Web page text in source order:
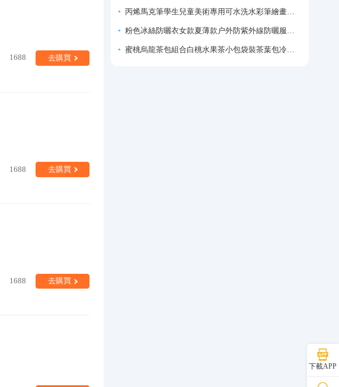
1688 去購買
1688 去購買
1688 去購買
丙烯馬克筆學生兒童美術專用可水洗水彩筆繪畫彩色塗鴉畫筆不透色可疊色防水手繪diy丙烯顏料筆水性填色筆
粉色冰絲防曬衣女款夏薄款户外防紫外線防曬服修身緊身短外套上衣
蜜桃烏龍茶包組合白桃水果茶小包袋裝茶葉包冷泡茶泡水喝的東西
下載APP